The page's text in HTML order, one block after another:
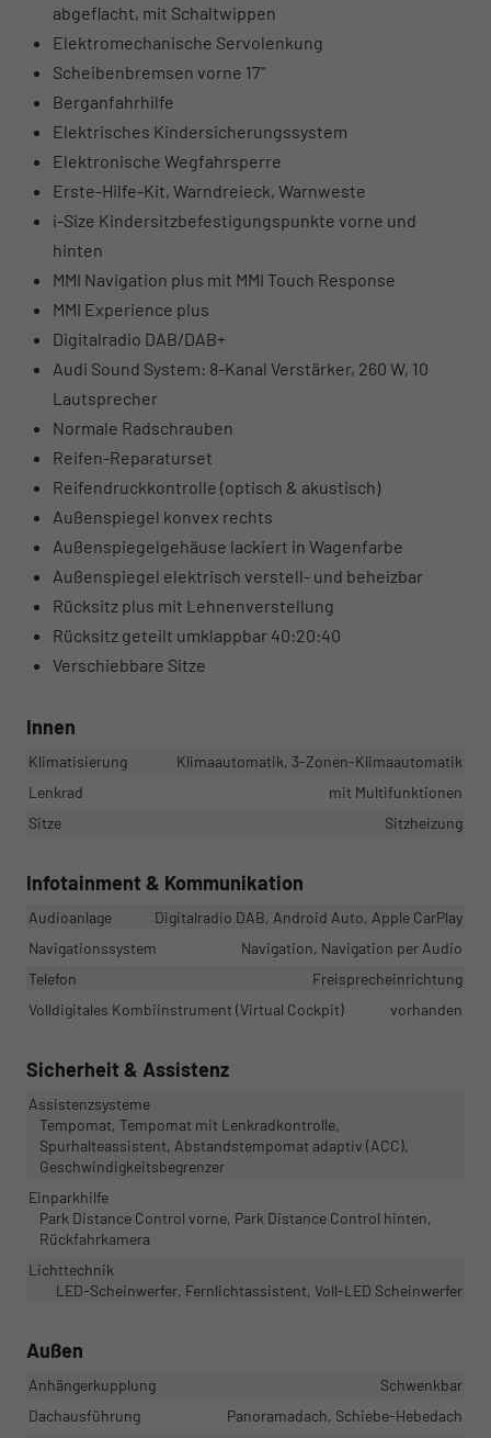
abgeflacht, mit Schaltwippen
Elektromechanische Servolenkung
Scheibenbremsen vorne 17"
Berganfahrhilfe
Elektrisches Kindersicherungssystem
Elektronische Wegfahrsperre
Erste-Hilfe-Kit, Warndreieck, Warnweste
i-Size Kindersitzbefestigungspunkte vorne und
hinten
MMI Navigation plus mit MMI Touch Response
MMI Experience plus
Digitalradio DAB/DAB+
Audi Sound System: 8-Kanal Verstärker, 260 W, 10
Lautsprecher
Normale Radschrauben
Reifen-Reparaturset
Reifendruckkontrolle (optisch & akustisch)
Außenspiegel konvex rechts
Außenspiegelgehäuse lackiert in Wagenfarbe
Außenspiegel elektrisch verstell- und beheizbar
Rücksitz plus mit Lehnenverstellung
Rücksitz geteilt umklappbar 40:20:40
Verschiebbare Sitze
Innen
Klimatisierung
Klimaautomatik, 3-Zonen-Klimaautomatik
Lenkrad
mit Multifunktionen
Sitze
Sitzheizung
Infotainment & Kommunikation
Audioanlage
Digitalradio DAB, Android Auto, Apple CarPlay
Navigationssystem
Navigation, Navigation per Audio
Telefon
Freisprecheinrichtung
Volldigitales Kombiinstrument (Virtual Cockpit)
vorhanden
Sicherheit & Assistenz
Assistenzsysteme
Tempomat, Tempomat mit Lenkradkontrolle,
Spurhalteassistent, Abstandstempomat adaptiv (ACC),
Geschwindigkeitsbegrenzer
Einparkhilfe
Park Distance Control vorne, Park Distance Control hinten,
Rückfahrkamera
Lichttechnik
LED-Scheinwerfer, Fernlichtassistent, Voll-LED Scheinwerfer
Außen
Anhängerkupplung
Schwenkbar
Dachausführung
Panoramadach, Schiebe-Hebedach